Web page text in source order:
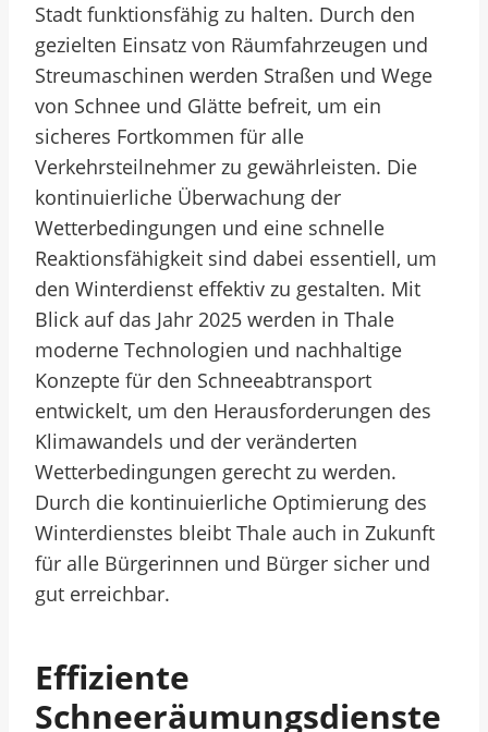
Stadt funktionsfähig zu halten. Durch den
gezielten Einsatz von Räumfahrzeugen und
Streumaschinen werden Straßen und Wege
von Schnee und Glätte befreit, um ein
sicheres Fortkommen für alle
Verkehrsteilnehmer zu gewährleisten. Die
kontinuierliche Überwachung der
Wetterbedingungen und eine schnelle
Reaktionsfähigkeit sind dabei essentiell, um
den Winterdienst effektiv zu gestalten. Mit
Blick auf das Jahr 2025 werden in Thale
moderne Technologien und nachhaltige
Konzepte für den Schneeabtransport
entwickelt, um den Herausforderungen des
Klimawandels und der veränderten
Wetterbedingungen gerecht zu werden.
Durch die kontinuierliche Optimierung des
Winterdienstes bleibt Thale auch in Zukunft
für alle Bürgerinnen und Bürger sicher und
gut erreichbar.
Effiziente
Schneeräumungsdienste